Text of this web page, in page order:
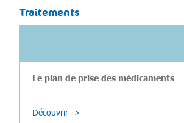
Traitements
Le plan de prise des médicaments
Découvrir